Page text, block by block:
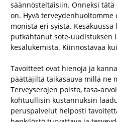
säännösteltäisiin. Onneksi
on. Hyvä
monista eri syistä.
putkahtanut sote-uudistuksen
kesälukemista. Kiinnostavaa
Tavoitteet ovat hienoja ja
päättäjiltä taikasauva millä ne
Terveyserojen poisto, tasa-
kohtuullisin kustannuksin
peruspalvelut helposti